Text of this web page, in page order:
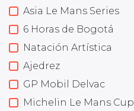
Asia Le Mans Series
6 Horas de Bogotá
Natación Artística
Ajedrez
GP Mobil Delvac
Michelin Le Mans Cup